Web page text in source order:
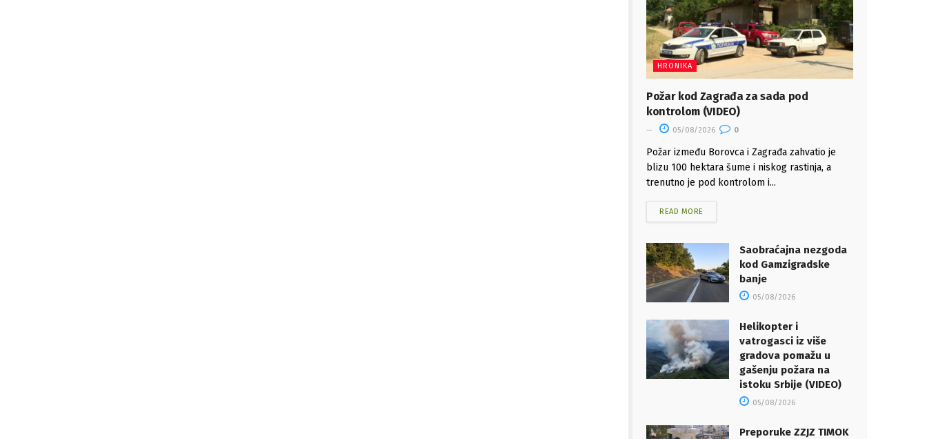
HRONIKA
Požar kod Zagrađa za sada pod
kontrolom (VIDEO)
05/08/2026 0
Požar između Borovca i Zagrađa zahvatio je
blizu 100 hektara šume i niskog rastinja, a
trenutno je pod kontrolom i...
READ MORE
Saobraćajna nezgoda
kod Gamzigradske
banje
05/08/2026
Helikopter i
vatrogasci iz više
gradova pomažu u
gašenju požara na
istoku Srbije (VIDEO)
05/08/2026
Preporuke ZZJZ TIMOK